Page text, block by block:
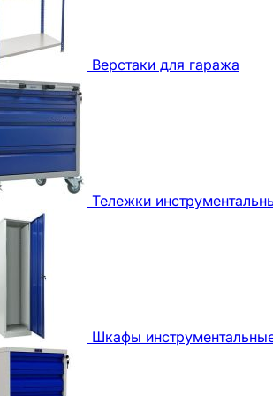
Верстаки для гаража
Тележки
Шкафы